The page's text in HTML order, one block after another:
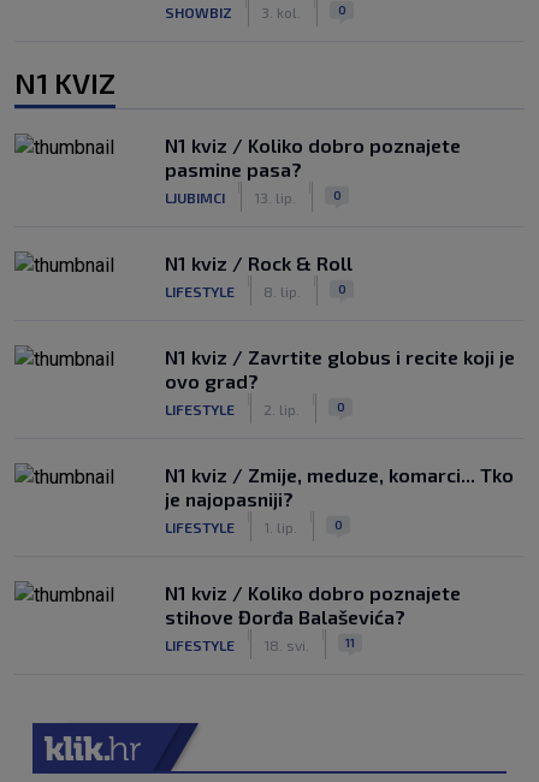
SHOWBIZ 3. kol. 0
N1 KVIZ
N1 kviz / Koliko dobro poznajete
pasmine pasa?
LJUBIMCI 13. lip. 0
N1 kviz / Rock & Roll
LIFESTYLE 8. lip. 0
N1 kviz / Zavrtite globus i recite koji je
ovo grad?
LIFESTYLE 2. lip. 0
N1 kviz / Zmije, meduze, komarci... Tko
je najopasniji?
LIFESTYLE 1. lip. 0
N1 kviz / Koliko dobro poznajete
stihove Đorđa Balaševića?
LIFESTYLE 18. svi. 11